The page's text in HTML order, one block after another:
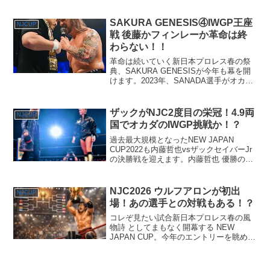
NJCUP
SAKURA GENESIS④IWGP王座
戦 後藤かフィンレーか革命は終
わらない！！
革命は続いていく新日本プロレス春の祭
典、SAKURA GENESISが今年も幕を開
けます。2023年、SANADA選手がオカ
あの熱狂が思い出されます。さらに昨年
は、...
NJCUP
ザックがNJC2度目の栄冠！4.9両
国でオカダのIWGP挑戦か！？
過去最大規模となったNEW JAPAN
CUP2022も内藤哲也vsザックセイバーJr
の決勝戦を迎えます。内藤哲也 優勝の法
NJCUP
NJC2026 ウルフアロンが初出
場！あの選手との対戦もある！？
コレぞ見たい試合新日本プロレス春の風
物詩 としてまもなく開幕する NEW
JAPAN CUP。今年のエントリーを眺め